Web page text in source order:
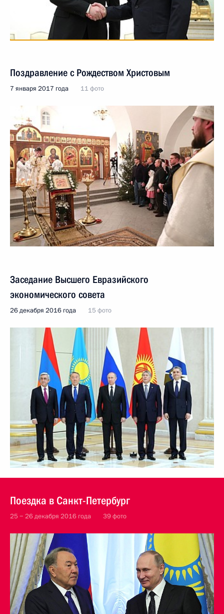
Поздравление с Рождеством Христовым
7 января 2017 года 11 фото
Заседание Высшего Евразийского
экономического совета
26 декабря 2016 года 15 фото
Поездка в Санкт-Петербург
25 − 26 декабря 2016 года 39 фото